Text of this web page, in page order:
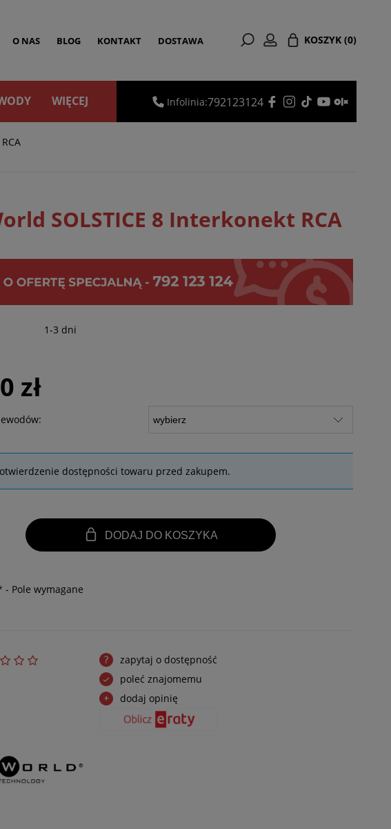
KOSZYK (0)
O NAS BLOG KONTAKT DOSTAWA
WIĘCEJ Infolinia:792123124
SOLSTICE 8 Interkonekt RCA
1-3 dni
zł
dostępności towaru przed zakupem.
DODAJ DO KOSZYKA
- Pole wymagane
zapytaj o dostępność
poleć znajomemu
dodaj opinię